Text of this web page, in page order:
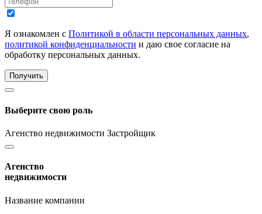
Я ознакомлен с Политикой в области персональных данных,
политикой конфиденциальности и даю свое согласие на
обработку персональных данных.
Получить
Выберите свою роль
Агенство недвижимости Застройщик
Агенство
недвижимости
Название компании